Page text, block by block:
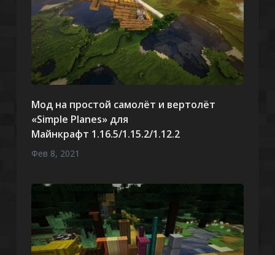
Мод на простой самолёт и вертолёт
«Simple Planes» для
Майнкрафт 1.16.5/1.15.2/1.12.2
Фев 8, 2021